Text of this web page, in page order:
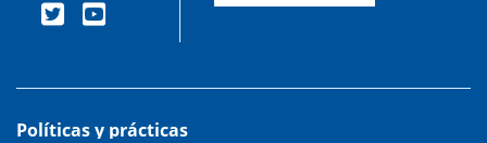
Políticas y prácticas